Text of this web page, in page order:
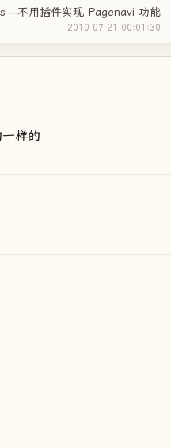
--不用插件实现 Pagenavi 功能
2010-07-21 00:01:30
样的